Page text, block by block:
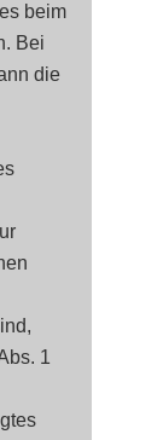
beim
Bei
die
1